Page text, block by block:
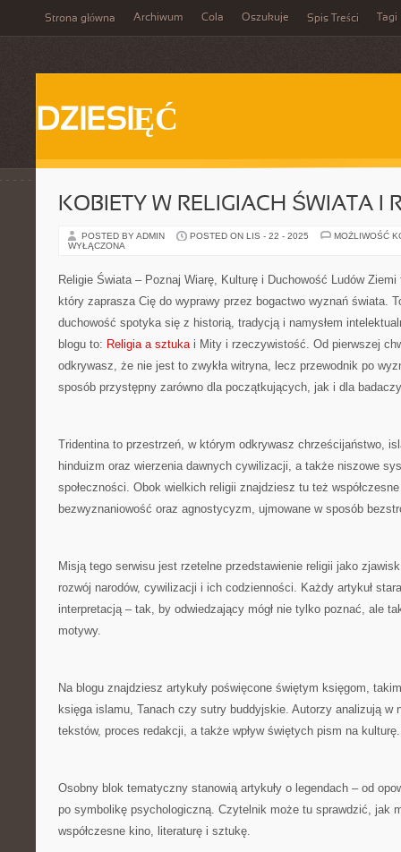
Strona główna Archiwum Cola Oszukuje Spis Treści Tagi
DZIESIĘĆ
KOBIETY W RELIGIACH ŚWIATA I
POSTED BY ADMIN POSTED ON LIS - 22 - 2025
MOŻLIWOŚĆ
WYŁĄCZONA
Religie Świata – Poznaj Wiarę, Kulturę i Duchowość Ludów
który zaprasza Cię do wyprawy przez bogactwo wyznań świata.
duchowość spotyka się z historią, tradycją i namysłem
blogu to: Religia a sztukai Mity i rzeczywistość. Od pierwszej
odkrywasz, że nie jest to zwykła witryna, lecz przewodnik po
sposób przystępny zarówno dla początkujących, jak i dla
Tridentina to przestrzeń, w którym odkrywasz chrześcijaństwo,
hinduizm oraz wierzenia dawnych cywilizacji, a także niszowe
społeczności. Obok wielkich religii znajdziesz tu też
bezwyznaniowość oraz agnostycyzm, ujmowane w sposób
Misją tego serwisu jest rzetelne przedstawienie religii jako
rozwój narodów, cywilizacji i ich codzienności. Każdy artykuł
interpretacją – tak, by odwiedzający mógł nie tylko poznać, ale
motywy.
Na blogu znajdziesz artykuły poświęcone świętym księgom,
księga islamu, Tanach czy sutry buddyjskie. Autorzy analizują w
tekstów, proces redakcji, a także wpływ świętych pism na kulturę.
Osobny blok tematyczny stanowią artykuły o legendach – od
po symbolikę psychologiczną. Czytelnik może tu sprawdzić, jak
współczesne kino, literaturę i sztukę.